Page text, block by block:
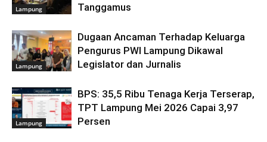
Lampung
Tanggamus
Lampung
Dugaan Ancaman Terhadap Keluarga
Pengurus PWI Lampung Dikawal
Legislator dan Jurnalis
Lampung
BPS: 35,5 Ribu Tenaga Kerja Terserap,
TPT Lampung Mei 2026 Capai 3,97
Persen